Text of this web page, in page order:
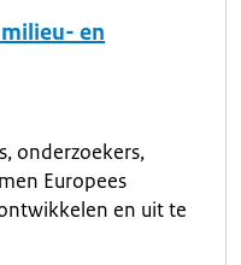
en
onderzoekers,
Europees
en uit te